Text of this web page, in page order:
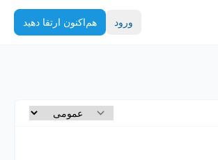
ورود هم‌اکنون ارتقا دهید